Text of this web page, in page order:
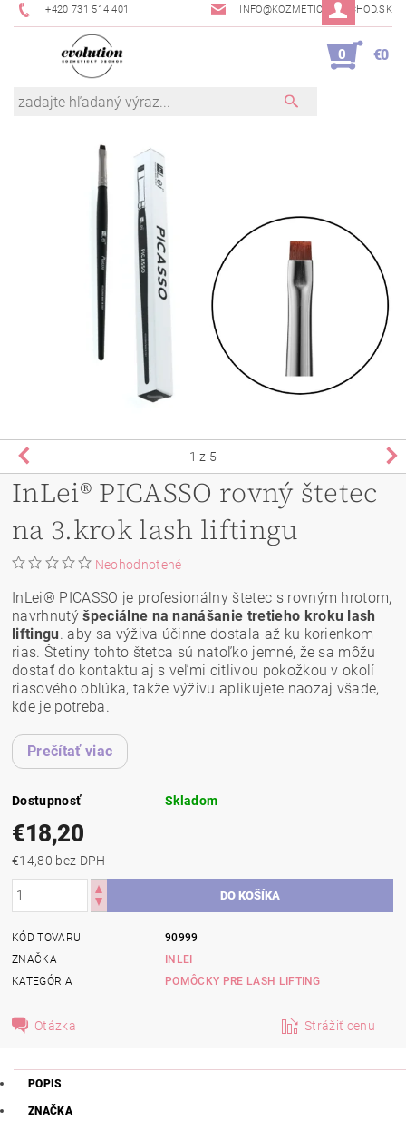
+420 731 514 401 INFO@KOZMETICKYOBCHOD.SK
0 €0
1 z 5
InLei® PICASSO rovný štetec
na 3.krok lash liftingu
Neohodnotené
InLei® PICASSO je profesionálny štetec s rovným hrotom,
navrhnutýšpeciálne na nanášanie tretieho kroku lash
liftingu. aby sa výživa účinne dostala až ku korienkom
rias. Štetiny tohto štetca sú natoľko jemné, že sa môžu
dostať do kontaktu aj s veľmi citlivou pokožkou v okolí
riasového oblúka, takže výživu aplikujete naozaj všade,
kde je potreba.
Prečítať viac
Dostupnosť Skladom
€18,20
€14,80 bez DPH
KÓD TOVARU
90999
ZNAČKA
INLEI
KATEGÓRIA
POMÔCKY PRE LASH LIFTING
Otázka Strážiť cenu
POPIS
ZNAČKA